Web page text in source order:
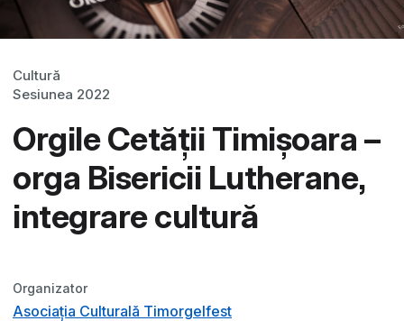
Cultură
Sesiunea 2022
Orgile Cetății Timișoara –
orga Bisericii Lutherane,
integrare cultură
Organizator
Asociația Culturală Timorgelfest